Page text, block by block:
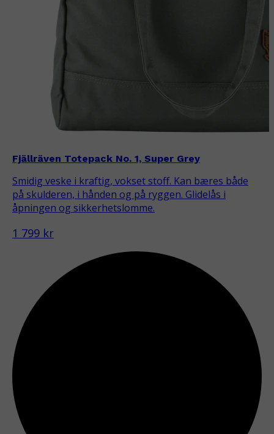
Fjällräven Totepack No. 1, Super Grey
Smidig veske i kraftig, vokset stoff. Kan bæres både
på skulderen, i hånden og på ryggen. Glidelås i
åpningen og sikkerhetslomme.
1 799 kr